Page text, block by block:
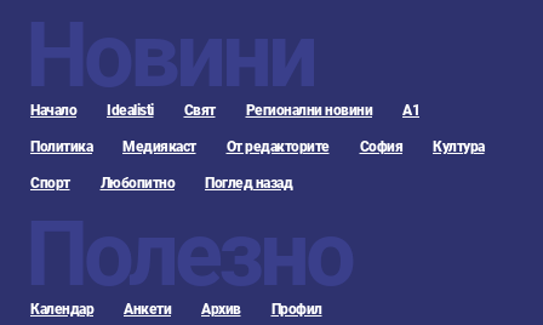
Новини
Начало Idealisti Свят Регионални новини А1
Политика Медиякаст От редакторите София Култура
Спорт Любопитно Поглед назад
Полезно
Календар Анкети Архив Профил